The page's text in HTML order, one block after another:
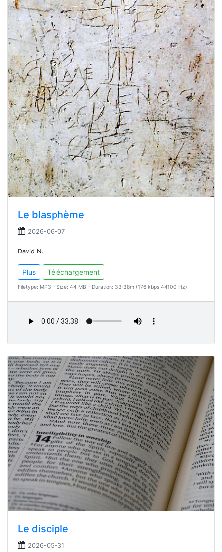
Le blasphème
2026-06-07
David N.
Plus Téléchargement
Filetype: MP3 - Size: 44 MB - Duration: 33:38m (176 kbps 44100 Hz)
Le disciple
2026-05-31